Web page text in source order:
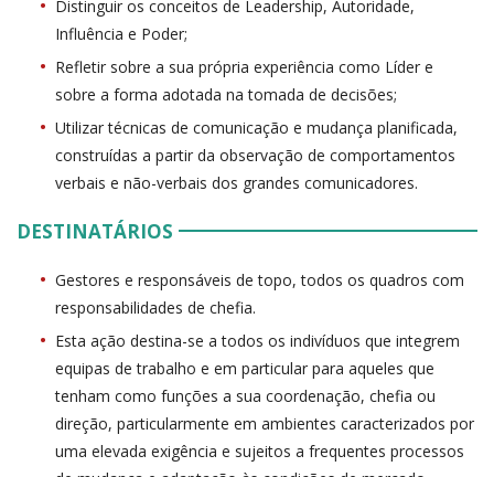
Distinguir os conceitos de Leadership, Autoridade,
Influência e Poder;
Refletir sobre a sua própria experiência como Líder e
sobre a forma adotada na tomada de decisões;
Utilizar técnicas de comunicação e mudança planificada,
construídas a partir da observação de comportamentos
verbais e não-verbais dos grandes comunicadores.
DESTINATÁRIOS
Gestores e responsáveis de topo, todos os quadros com
responsabilidades de chefia.
Esta ação destina-se a todos os indivíduos que integrem
equipas de trabalho e em particular para aqueles que
tenham como funções a sua coordenação, chefia ou
direção, particularmente em ambientes caracterizados por
uma elevada exigência e sujeitos a frequentes processos